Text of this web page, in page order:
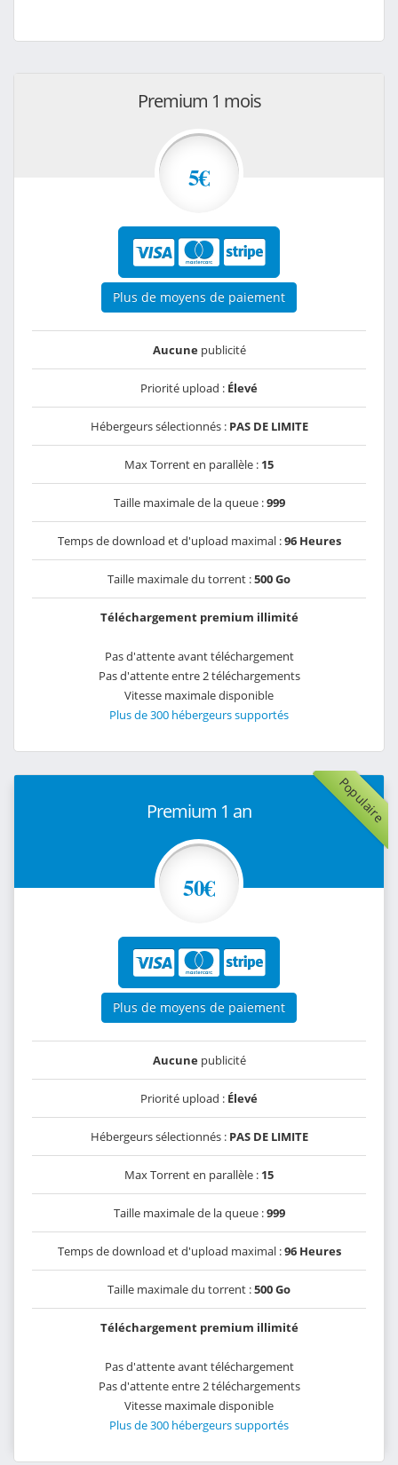
Premium 1 mois
5€
Plus de moyens de paiement
Aucunepublicité
Priorité upload : Élevé
Hébergeurs sélectionnés : PAS DE LIMITE
Max Torrent en parallèle : 15
Taille maximale de la queue :999
Temps de download et d'upload maximal :96 Heures
Taille maximale du torrent :500 Go
Téléchargement premium illimité
Pas d'attente avant téléchargement
Pas d'attente entre 2 téléchargements
Vitesse maximale disponible
Plus de 300 hébergeurs supportés
Populaire
Premium 1 an
50€
Plus de moyens de paiement
Aucunepublicité
Priorité upload : Élevé
Hébergeurs sélectionnés : PAS DE LIMITE
Max Torrent en parallèle : 15
Taille maximale de la queue :999
Temps de download et d'upload maximal :96 Heures
Taille maximale du torrent :500 Go
Téléchargement premium illimité
Pas d'attente avant téléchargement
Pas d'attente entre 2 téléchargements
Vitesse maximale disponible
Plus de 300 hébergeurs supportés